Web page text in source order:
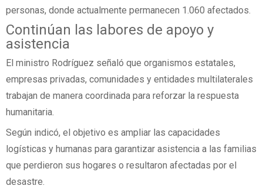
personas, donde actualmente permanecen 1.060 afectados.
Continúan las labores de apoyo y
asistencia
El ministro Rodríguez señaló que organismos estatales,
empresas privadas, comunidades y entidades multilaterales
trabajan de manera coordinada para reforzar la respuesta
humanitaria.
Según indicó, el objetivo es ampliar las capacidades
logísticas y humanas para garantizar asistencia a las familias
que perdieron sus hogares o resultaron afectadas por el
desastre.